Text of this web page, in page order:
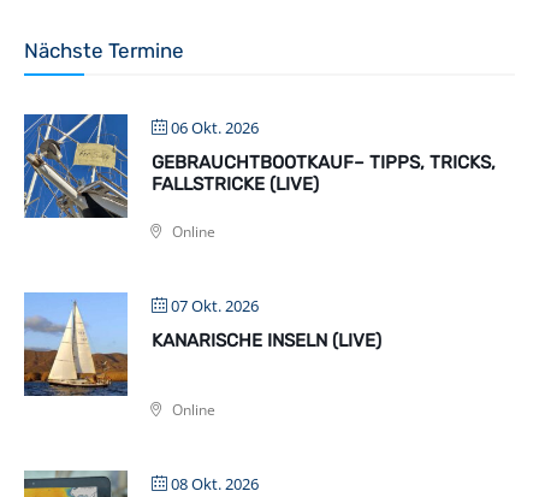
Nächste Termine
06 Okt. 2026
GEBRAUCHTBOOTKAUF– TIPPS, TRICKS,
FALLSTRICKE (LIVE)
Online
07 Okt. 2026
KANARISCHE INSELN (LIVE)
Online
08 Okt. 2026